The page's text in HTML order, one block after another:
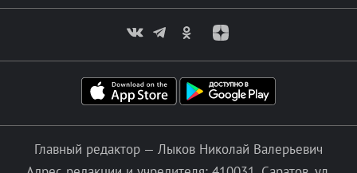
Главный редактор — Лыков Николай Валерьевич